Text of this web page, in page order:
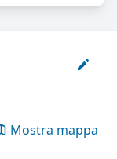
Mostra mappa